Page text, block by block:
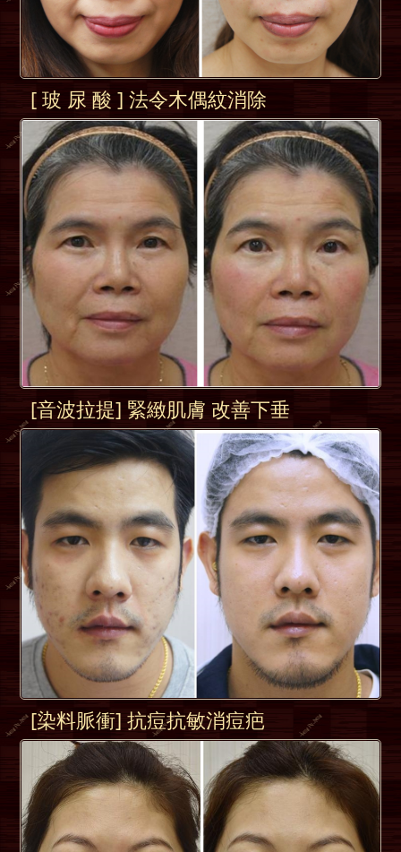
[ 玻 尿 酸 ] 法令木偶紋消除
[音波拉提] 緊緻肌膚 改善下垂
[染料脈衝] 抗痘抗敏消痘疤